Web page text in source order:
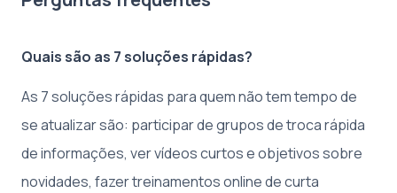
Quais são as 7 soluções rápidas?
As 7 soluções rápidas para quem não tem tempo de
se atualizar são: participar de grupos de troca rápida
de informações, ver vídeos curtos e objetivos sobre
novidades, fazer treinamentos online de curta